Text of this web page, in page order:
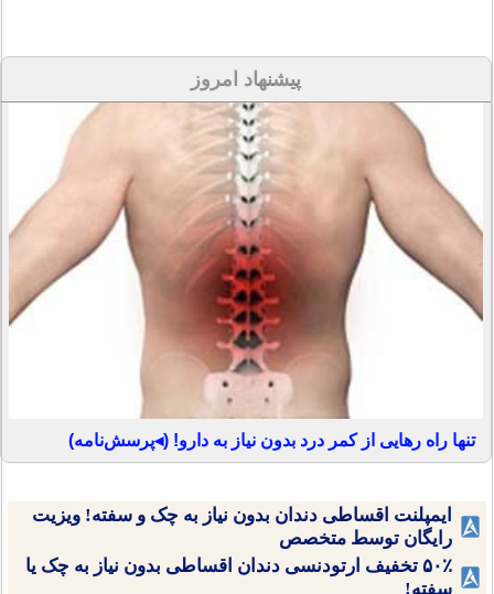
پیشنهاد امروز
تنها راه رهایی از کمر درد بدون نیاز به دارو! (◂پرسش‌نامه)
ایمپلنت اقساطی دندان بدون نیاز به چک و سفته! ویزیت
رایگان توسط متخصص
۵۰٪ تخفیف ارتودنسی دندان اقساطی بدون نیاز به چک یا
سفته!